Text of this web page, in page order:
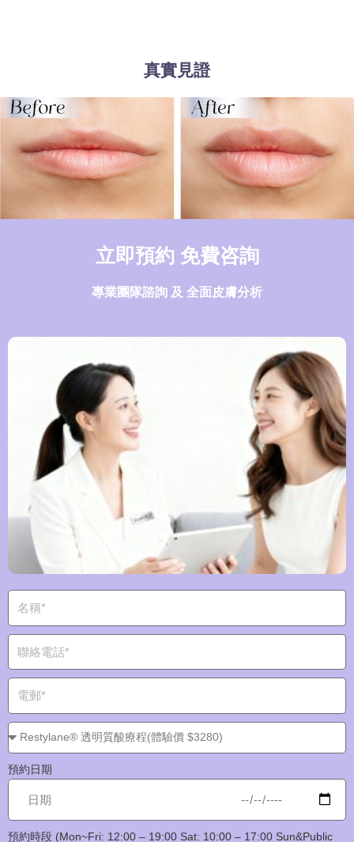
真實見證
立即預約 免費咨詢
專業團隊諮詢 及 全面皮膚分析
預約日期
預約時段 (Mon~Fri: 12:00 – 19:00 Sat: 10:00 – 17:00 Sun&Public